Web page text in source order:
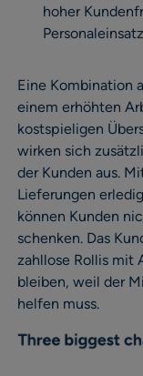
hoher
Eine Kombination
einem erhöhten
kostspieligen
wirken sich
der Kunden aus.
Lieferungen
können Kunden
schenken. Das
zahllose Rollis mit
bleiben, weil der
helfen muss.